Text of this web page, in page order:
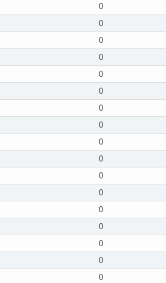
0
0
0
0
0
0
0
0
0
0
0
0
0
0
0
0
0